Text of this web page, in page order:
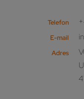
Telefon
E-mail
Adres